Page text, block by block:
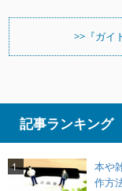
>>『ガイ
記事ランキング
1
本や
作方